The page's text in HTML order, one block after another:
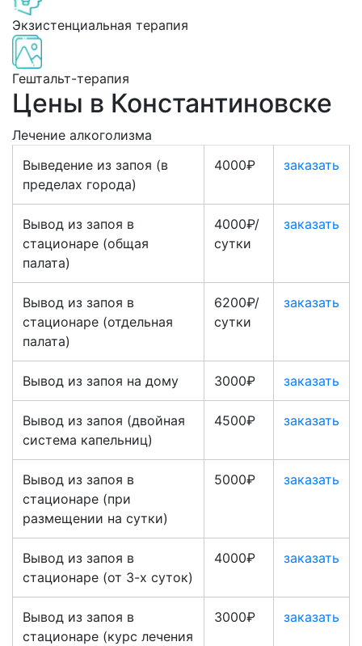
Экзистенциальная терапия
Гештальт-терапия
Цены в Константиновске
Лечение алкоголизма
Выведение из запоя (в
пределах города)
4000₽ заказать
Вывод из запоя в
стационаре (общая
палата)
4000₽/
сутки
заказать
Вывод из запоя в
стационаре (отдельная
палата)
6200₽/
сутки
заказать
Вывод из запоя на дому 3000₽ заказать
Вывод из запоя (двойная
система капельниц)
4500₽ заказать
Вывод из запоя в
стационаре (при
размещении на сутки)
5000₽ заказать
Вывод из запоя в
стационаре (от 3-х суток)
4000₽ заказать
Вывод из запоя в
стационаре (курс лечения
3000₽ заказать